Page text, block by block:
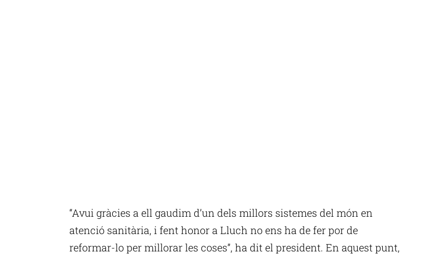
“Avui gràcies a ell gaudim d’un dels millors sistemes del món en
atenció sanitària, i fent honor a Lluch no ens ha de fer por de
reformar-lo per millorar les coses”, ha dit el president. En aquest punt,